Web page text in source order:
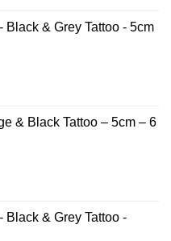
Black & Grey Tattoo - 5cm
& Black Tattoo – 5cm – 6
Black & Grey Tattoo -